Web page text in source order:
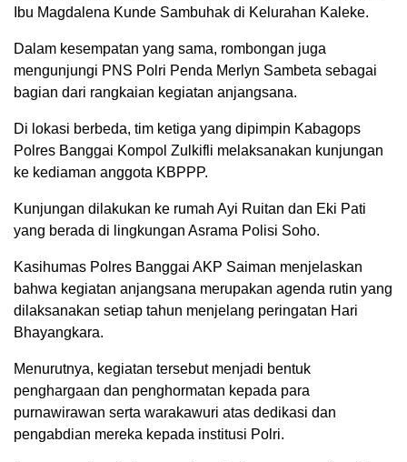
Ibu Magdalena Kunde Sambuhak di Kelurahan Kaleke.
Dalam kesempatan yang sama, rombongan juga
mengunjungi PNS Polri Penda Merlyn Sambeta sebagai
bagian dari rangkaian kegiatan anjangsana.
Di lokasi berbeda, tim ketiga yang dipimpin Kabagops
Polres Banggai Kompol Zulkifli melaksanakan kunjungan
ke kediaman anggota KBPPP.
Kunjungan dilakukan ke rumah Ayi Ruitan dan Eki Pati
yang berada di lingkungan Asrama Polisi Soho.
Kasihumas Polres Banggai AKP Saiman menjelaskan
bahwa kegiatan anjangsana merupakan agenda rutin yang
dilaksanakan setiap tahun menjelang peringatan Hari
Bhayangkara.
Menurutnya, kegiatan tersebut menjadi bentuk
penghargaan dan penghormatan kepada para
purnawirawan serta warakawuri atas dedikasi dan
pengabdian mereka kepada institusi Polri.